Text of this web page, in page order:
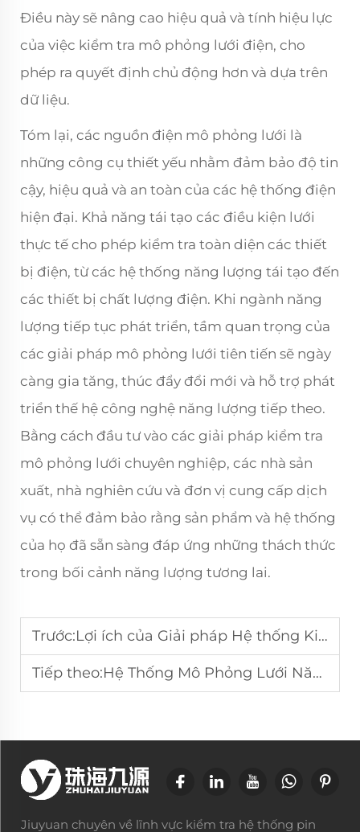
Điều này sẽ nâng cao hiệu quả và tính hiệu lực
của việc kiểm tra mô phỏng lưới điện, cho
phép ra quyết định chủ động hơn và dựa trên
dữ liệu.
Tóm lại, các nguồn điện mô phỏng lưới là
những công cụ thiết yếu nhằm đảm bảo độ tin
cậy, hiệu quả và an toàn của các hệ thống điện
hiện đại. Khả năng tái tạo các điều kiện lưới
thực tế cho phép kiểm tra toàn diện các thiết
bị điện, từ các hệ thống năng lượng tái tạo đến
các thiết bị chất lượng điện. Khi ngành năng
lượng tiếp tục phát triển, tầm quan trọng của
các giải pháp mô phỏng lưới tiên tiến sẽ ngày
càng gia tăng, thúc đẩy đổi mới và hỗ trợ phát
triển thế hệ công nghệ năng lượng tiếp theo.
Bằng cách đầu tư vào các giải pháp kiểm tra
mô phỏng lưới chuyên nghiệp, các nhà sản
xuất, nhà nghiên cứu và đơn vị cung cấp dịch
vụ có thể đảm bảo rằng sản phẩm và hệ thống
của họ đã sẵn sàng đáp ứng những thách thức
trong bối cảnh năng lượng tương lai.
Trước:Lợi ích của Giải pháp Hệ thống Kiểm tra Lưu trữ Năng lượng Matrixtype
Tiếp theo:Hệ Thống Mô Phỏng Lưới Năng Lượng Tái Tạo Là Gì?
Jiuyuan chuyên về lĩnh vực kiểm tra hệ thống pin